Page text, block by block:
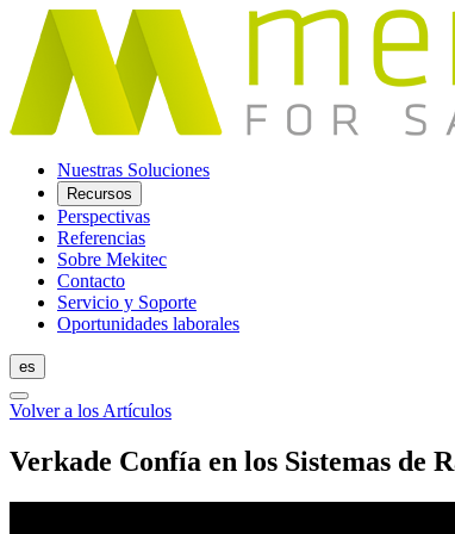
Nuestras Soluciones
Recursos
Perspectivas
Referencias
Sobre Mekitec
Contacto
Servicio y Soporte
Oportunidades laborales
es
Volver a los Artículos
Verkade Confía en los Sistemas